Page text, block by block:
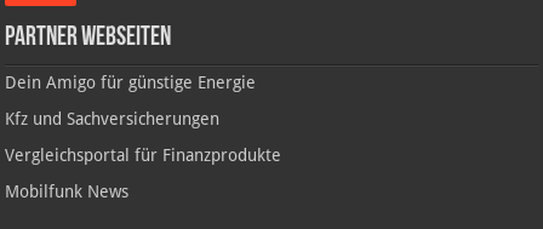
Partner Webseiten
Dein Amigo für günstige Energie
Kfz und Sachversicherungen
Vergleichsportal für Finanzprodukte
Mobilfunk News